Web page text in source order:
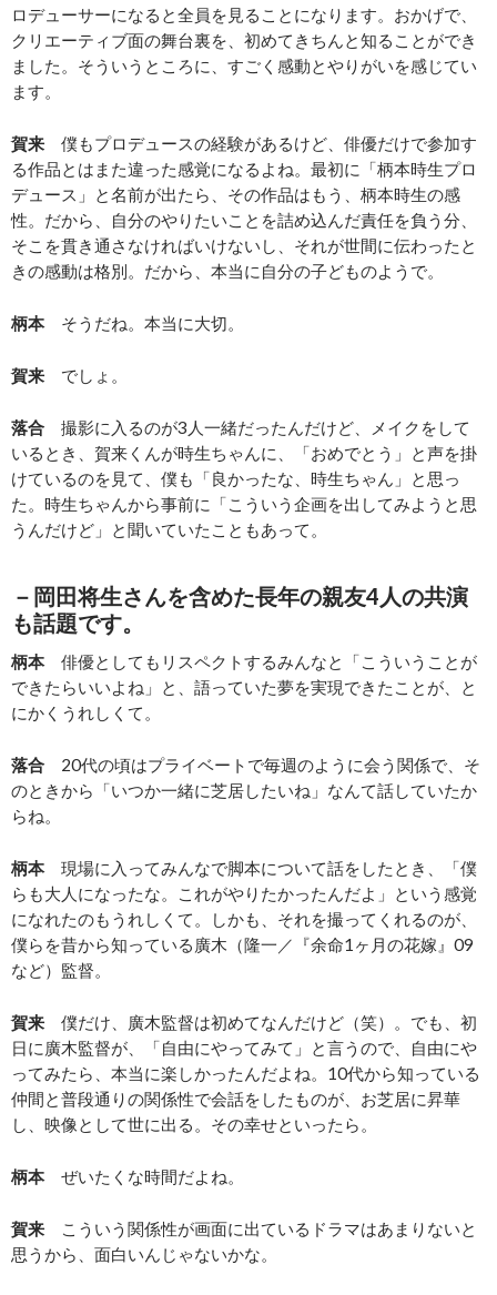
ロデューサーになると全員を見ることになります。おかげで、
クリエーティブ面の舞台裏を、初めてきちんと知ることができ
ました。そういうところに、すごく感動とやりがいを感じてい
ます。
賀来 僕もプロデュースの経験があるけど、俳優だけで参加す
る作品とはまた違った感覚になるよね。最初に「柄本時生プロ
デュース」と名前が出たら、その作品はもう、柄本時生の感
性。だから、自分のやりたいことを詰め込んだ責任を負う分、
そこを貫き通さなければいけないし、それが世間に伝わったと
きの感動は格別。だから、本当に自分の子どものようで。
柄本そうだね。本当に大切。
賀来 でしょ。
落合 撮影に入るのが3人一緒だったんだけど、メイクをして
いるとき、賀来くんが時生ちゃんに、「おめでとう」と声を掛
けているのを見て、僕も「良かったな、時生ちゃん」と思っ
た。時生ちゃんから事前に「こういう企画を出してみようと思
うんだけど」と聞いていたこともあって。
－岡田将生さんを含めた長年の親友4人の共演
も話題です。
柄本俳優としてもリスペクトするみんなと「こういうことが
できたらいいよね」と、語っていた夢を実現できたことが、と
にかくうれしくて。
落合 20代の頃はプライベートで毎週のように会う関係で、そ
のときから「いつか一緒に芝居したいね」なんて話していたか
らね。
柄本現場に入ってみんなで脚本について話をしたとき、「僕
らも大人になったな。これがやりたかったんだよ」という感覚
になれたのもうれしくて。しかも、それを撮ってくれるのが、
僕らを昔から知っている廣木（隆一／『余命1ヶ月の花嫁』09
など）監督。
賀来 僕だけ、廣木監督は初めてなんだけど（笑）。でも、初
日に廣木監督が、「自由にやってみて」と言うので、自由にや
ってみたら、本当に楽しかったんだよね。10代から知っている
仲間と普段通りの関係性で会話をしたものが、お芝居に昇華
し、映像として世に出る。その幸せといったら。
柄本ぜいたくな時間だよね。
賀来 こういう関係性が画面に出ているドラマはあまりないと
思うから、面白いんじゃないかな。